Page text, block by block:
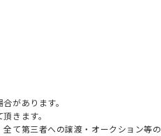
があります。
きます。
て第三者への譲渡・オークション等の